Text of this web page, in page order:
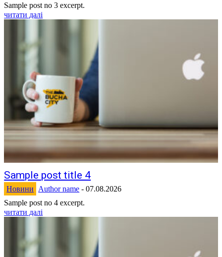
Sample post no 3 excerpt.
читати далі
Sample post title 4
Новини Author name - 07.08.2026
Sample post no 4 excerpt.
читати далі